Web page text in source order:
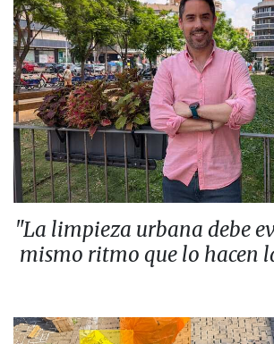
"La limpieza urbana debe
mismo ritmo que lo hacen